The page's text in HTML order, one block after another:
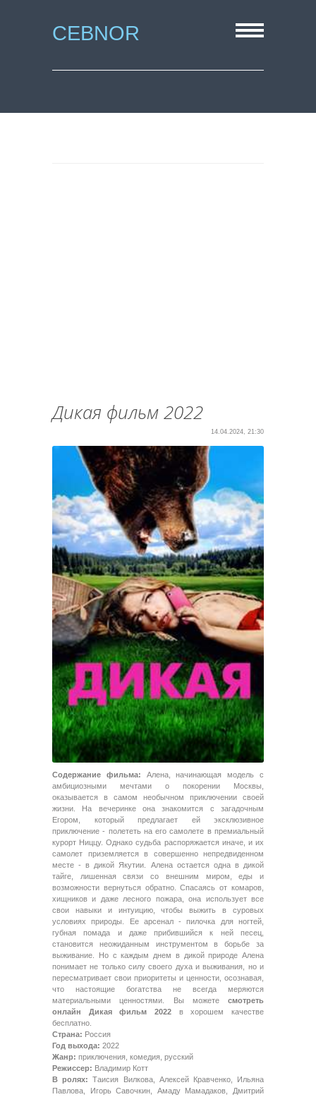
CEBNOR
Дикая фильм 2022
14.04.2024, 21:30
Содержание фильма: Алена, начинающая модель с
амбициозными мечтами о покорении Москвы,
оказывается в самом необычном приключении своей
жизни. На вечеринке она знакомится с загадочным
Егором, который предлагает ей эксклюзивное
приключение - полететь на его самолете в премиальный
курорт Ниццу. Однако судьба распоряжается иначе, и их
самолет приземляется в совершенно непредвиденном
месте - в дикой Якутии. Алена остается одна в дикой
тайге, лишенная связи со внешним миром, еды и
возможности вернуться обратно. Спасаясь от комаров,
хищников и даже лесного пожара, она использует все
свои навыки и интуицию, чтобы выжить в суровых
условиях природы. Ее арсенал - пилочка для ногтей,
губная помада и даже прибившийся к ней песец,
становится неожиданным инструментом в борьбе за
выживание. Но с каждым днем в дикой природе Алена
понимает не только силу своего духа и выживания, но и
пересматривает свои приоритеты и ценности, осознавая,
что настоящие богатства не всегда меряются
материальными ценностями. Вы можете смотреть
онлайн Дикая фильм 2022 в хорошем качестве
бесплатно.
Страна: Россия
Год выхода: 2022
Жанр: приключения, комедия, русский
Режиссер: Владимир Котт
В ролях: Таисия Вилкова, Алексей Кравченко, Ильяна
Павлова, Игорь Савочкин, Амаду Мамадаков, Дмитрий